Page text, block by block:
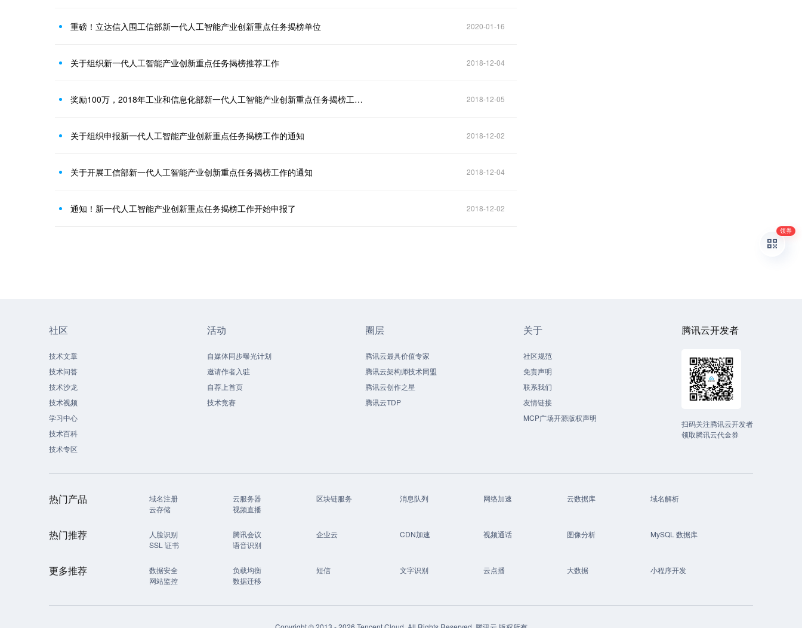
重磅！立达信入围工信部新一代人工智能产业创新重点任务揭榜单位 2020-01-16
关于组织新一代人工智能产业创新重点任务揭榜推荐工作 2018-12-04
奖励100万，2018年工业和信息化部新一代人工智能产业创新重点任务揭榜工作全面开展！ 2018-12-05
关于组织申报新一代人工智能产业创新重点任务揭榜工作的通知 2018-12-02
关于开展工信部新一代人工智能产业创新重点任务揭榜工作的通知 2018-12-04
通知！新一代人工智能产业创新重点任务揭榜工作开始申报了 2018-12-02
社区
技术文章
技术问答
技术沙龙
技术视频
学习中心
技术百科
技术专区
活动
自媒体同步曝光计划
邀请作者入驻
自荐上首页
技术竞赛
圈层
腾讯云最具价值专家
腾讯云架构师技术同盟
腾讯云创作之星
腾讯云TDP
关于
社区规范
免责声明
联系我们
友情链接
MCP广场开源版权声明
腾讯云开发者
扫码关注腾讯云开发者
领取腾讯云代金券
热门产品 域名注册 云服务器 区块链服务 消息队列 网络加速 云数据库
域名解析
云存储
视频直播
热门推荐 人脸识别 腾讯会议 企业云 CDN加速 视频通话 图像分析
MySQL 数据库
SSL 证书
语音识别
更多推荐 数据安全 负载均衡 短信 文字识别 云点播 大数据
小程序开发
网站监控
数据迁移
领券